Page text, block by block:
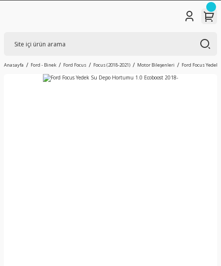
Anasayfa Ford - Binek Ford Focus Focus (2018-2021) Motor Bileşenleri Ford Focus Yedek